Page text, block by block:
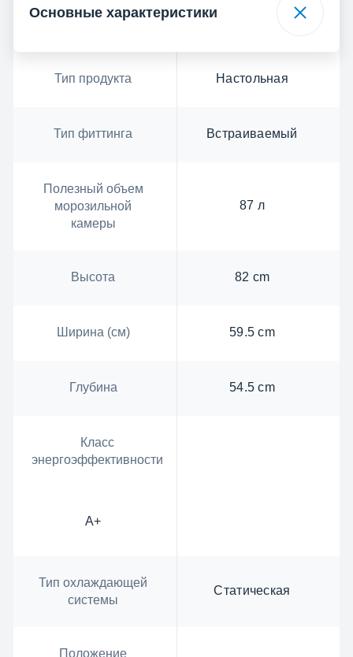
Основные характеристики
Тип продукта Настольная
Тип фиттинга Встраиваемый
Полезный объем
морозильной
камеры
87 л
Высота 82 cm
Ширина (см) 59.5 cm
Глубина 54.5 cm
Класс
энергоэффективности
А+
Тип охлаждающей
системы
Статическая
Положение